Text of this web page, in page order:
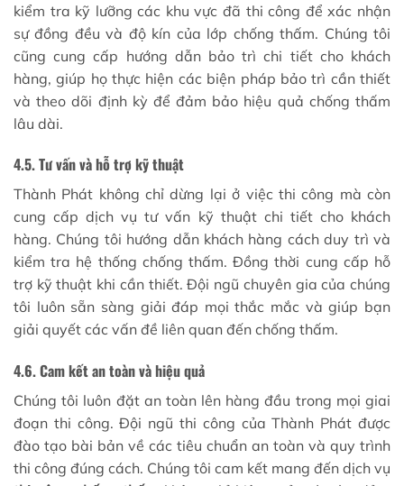
kiểm tra kỹ lưỡng các khu vực đã thi công để xác nhận
sự đồng đều và độ kín của lớp chống thấm. Chúng tôi
cũng cung cấp hướng dẫn bảo trì chi tiết cho khách
hàng, giúp họ thực hiện các biện pháp bảo trì cần thiết
và theo dõi định kỳ để đảm bảo hiệu quả chống thấm
lâu dài.
4.5. Tư vấn và hỗ trợ kỹ thuật
Thành Phát không chỉ dừng lại ở việc thi công mà còn
cung cấp dịch vụ tư vấn kỹ thuật chi tiết cho khách
hàng. Chúng tôi hướng dẫn khách hàng cách duy trì và
kiểm tra hệ thống chống thấm. Đồng thời cung cấp hỗ
trợ kỹ thuật khi cần thiết. Đội ngũ chuyên gia của chúng
tôi luôn sẵn sàng giải đáp mọi thắc mắc và giúp bạn
giải quyết các vấn đề liên quan đến chống thấm.
4.6. Cam kết an toàn và hiệu quả
Chúng tôi luôn đặt an toàn lên hàng đầu trong mọi giai
đoạn thi công. Đội ngũ thi công của Thành Phát được
đào tạo bài bản về các tiêu chuẩn an toàn và quy trình
thi công đúng cách. Chúng tôi cam kết mang đến dịch vụ